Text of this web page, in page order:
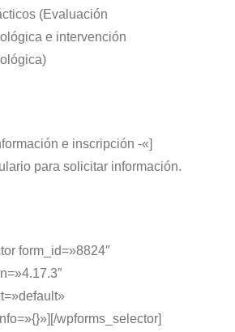
(Evaluación
e intervención
e inscripción -«]
para solicitar información.
form_id=»8824″
wpforms_selector]